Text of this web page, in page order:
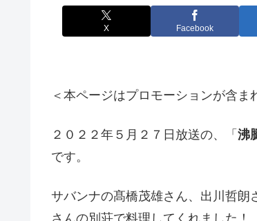
X Facebook
＜本ページはプロモーションが含ま
２０２２年５月２７日放送の、「 沸
です。
サバンナの髙橋茂雄さん、出川哲朗